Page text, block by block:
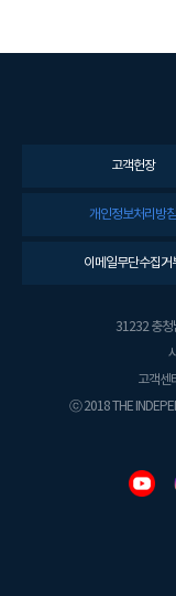
고객헌장
개인정보처리방침
이메일무단수집거
31232 충청
고객센
ⓒ 2018 THE